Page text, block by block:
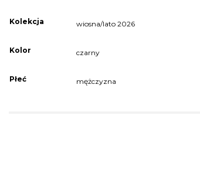
Kolekcja wiosna/lato 2026
Kolor czarny
Płeć mężczyzna